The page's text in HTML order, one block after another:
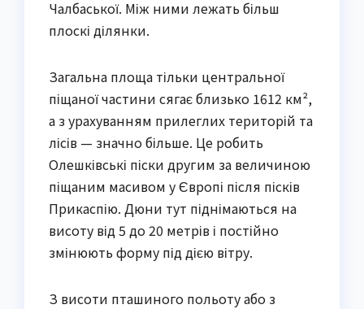
Чалбаської. Між ними лежать більш
плоскі ділянки.
Загальна площа тільки центральної
піщаної частини сягає близько 1612 км²,
а з урахуванням прилеглих територій та
лісів — значно більше. Це робить
Олешківські піски другим за величиною
піщаним масивом у Європі після пісків
Прикаспію. Дюни тут піднімаються на
висоту від 5 до 20 метрів і постійно
змінюють форму під дією вітру.
З висоти пташиного польоту або з